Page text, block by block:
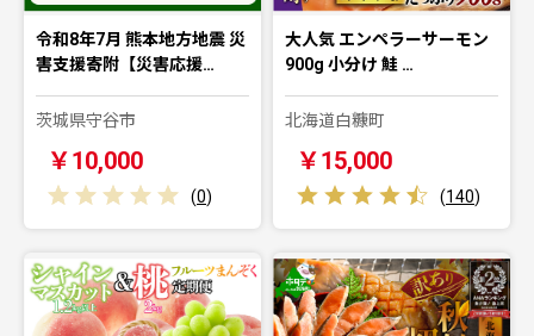
令和8年7月 熊本地方地震 災
害支援寄附【災害応援…
茨城県守谷市
￥10,000
(0)
大人気 エンペラーサーモン
900g 小分け 鮭 …
北海道白糠町
￥15,000
(140)